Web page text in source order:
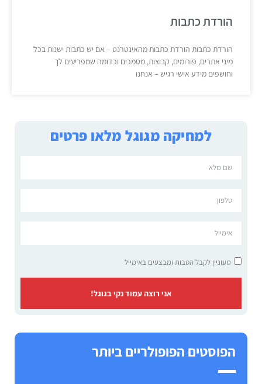
למחיקה מגוגל מלאו פרטים
מעוניין לקבל הטבות ומבצעים באימייל
אני רוצה עמוד נקי בגוגל!
הפוסטים הפופולריים ביותר
הורדת כתבות
הורדת כתבות הורדת כתבות מהאינטרנט – אם יש כתבות ישנות בכל
מיני אתרים, פורומים, קבוצות, מסמכים וכדומה שמפריעים לך
וחושפים מידע אישי רגיש – אנחנו